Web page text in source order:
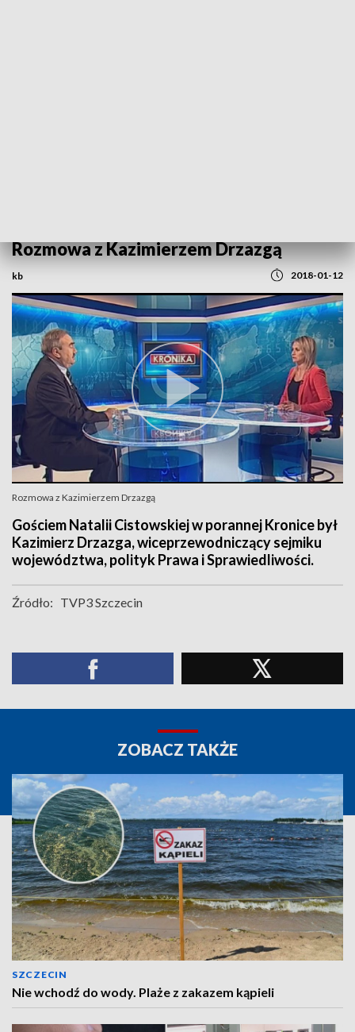
Rozmowa z Kazimierzem Drzazgą
kb 2018-01-12
Rozmowa z Kazimierzem Drzazgą
Gościem Natalii Cistowskiej w porannej Kronice był
Kazimierz Drzazga, wiceprzewodniczący sejmiku
województwa, polityk Prawa i Sprawiedliwości.
Źródło: TVP3 Szczecin
ZOBACZ TAKŻE
SZCZECIN
Nie wchodź do wody. Plaże z zakazem kąpieli